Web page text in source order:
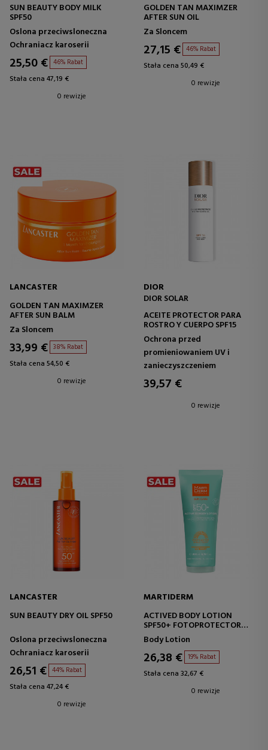
SUN BEAUTY BODY MILK
SPF50
Oslona przeciwsloneczna
Ochraniacz karoserii
25,50 € 46% Rabat
Stała cena 47,19 €
0 rewizje
GOLDEN TAN MAXIMZER
AFTER SUN OIL
Za Sloncem
27,15 € 46% Rabat
Stała cena 50,49 €
0 rewizje
LANCASTER
GOLDEN TAN MAXIMZER
AFTER SUN BALM
Za Sloncem
33,99 € 38% Rabat
Stała cena 54,50 €
0 rewizje
DIOR
DIOR SOLAR
ACEITE PROTECTOR PARA
ROSTRO Y CUERPO SPF15
Ochrona przed
promieniowaniem UV i
zanieczyszczeniem
39,57 €
0 rewizje
LANCASTER
SUN BEAUTY DRY OIL SPF50
Oslona przeciwsloneczna
Ochraniacz karoserii
26,51 € 44% Rabat
Stała cena 47,24 €
0 rewizje
MARTIDERM
ACTIVED BODY LOTION
SPF50+ FOTOPROTECTOR
CORPORAL
Body Lotion
26,38 € 19% Rabat
Stała cena 32,67 €
0 rewizje